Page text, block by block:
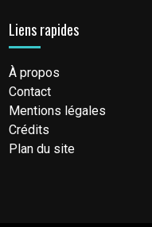
Liens rapides
À propos
Contact
Mentions légales
Crédits
Plan du site